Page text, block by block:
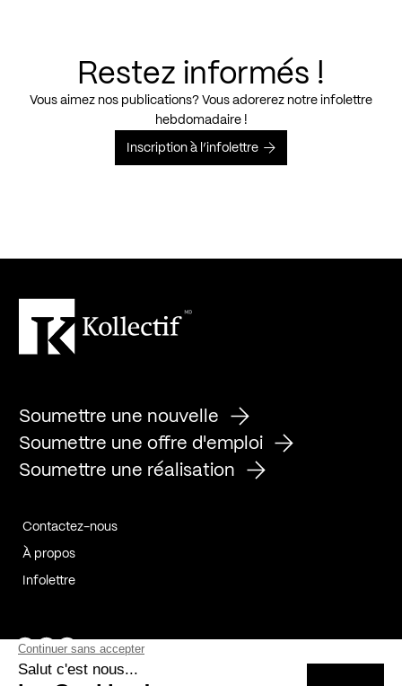
Restez informés !
Vous aimez nos publications? Vous adorerez notre infolettre
hebdomadaire !
Inscription à l’infolettre
Soumettre une nouvelle
Soumettre une offre d'emploi
Soumettre une réalisation
Contactez-nous
À propos
Infolettre
Page Facebook de Kollectif
Page Instagram de Kollectif
Page Linkedin de Kollectif